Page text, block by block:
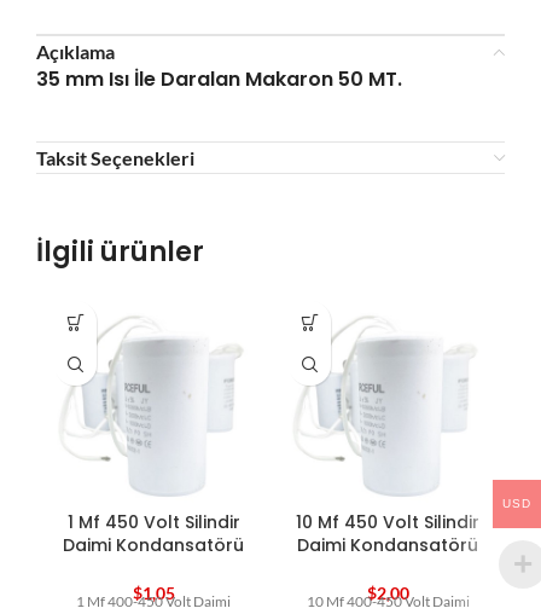
Açıklama
35 mm Isı İle Daralan Makaron 50 MT.
Taksit Seçenekleri
İlgili ürünler
1 Mf 450 Volt Silindir
Daimi Kondansatörü
$1,05
1 Mf 400-450 Volt Daimi
10 Mf 450 Volt Silindir
Daimi Kondansatörü
$2,00
10 Mf 400-450 Volt Daimi
USD